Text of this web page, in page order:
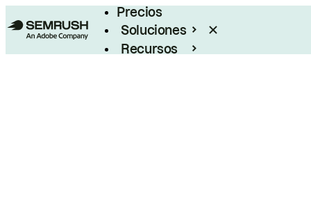
Precios
Soluciones
Recursos